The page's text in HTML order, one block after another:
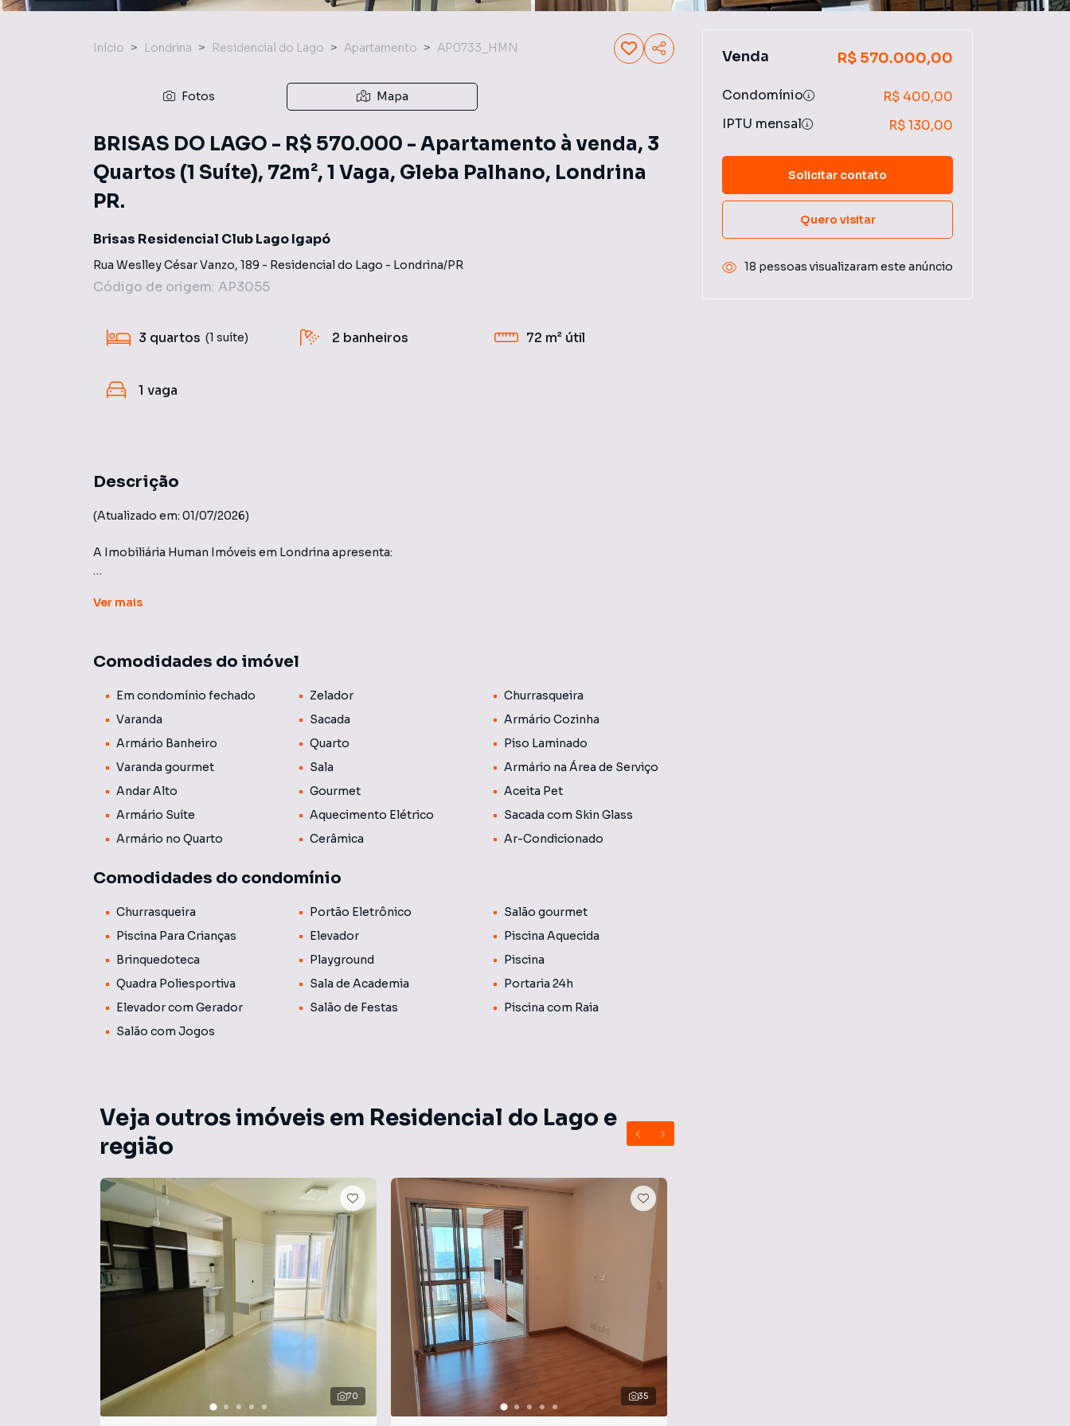
Início Londrina Residencial do Lago Apartamento AP0733_HMN
Fotos Mapa
BRISAS DO LAGO - R$ 570.000 - Apartamento à venda, 3
Quartos (1 Suíte), 72m², 1 Vaga, Gleba Palhano, Londrina
PR.
Brisas Residencial Club Lago Igapó
Rua Weslley César Vanzo, 189 - Residencial do Lago - Londrina/PR
Código de origem: AP3055
3 quartos (1 suíte) 2 banheiros 72 m² útil
1 vaga
Descrição
(Atualizado em: 01/07/2026)
A Imobiliária Human Imóveis em Londrina apresenta:
serviço, screen glass na sacada.
Apartamento com área total de lazer, salão de festa, salão gourmet, churrasqueira, salão de festa
infantil, sala de jogos, piscina com raia 25 metros, academia completa, tatame, gerador de energia e
portaria 24 horas com monitoramento.
Agende sua visita!!!
Ver mais
Comodidades do imóvel
Em condomínio fechado Zelador
Churrasqueira
Varanda
Sacada
Armário Cozinha
Armário Banheiro
Quarto
Piso Laminado
Varanda gourmet
Sala
Armário na Área de Serviço
Andar Alto
Gourmet
Aceita Pet
Armário Suíte
Aquecimento Elétrico
Sacada com Skin Glass
Armário no Quarto
Cerâmica Ar-Condicionado
Comodidades do condomínio
Churrasqueira Portão Eletrônico
Salão gourmet
Piscina Para Crianças
Elevador
Piscina Aquecida
Brinquedoteca
Playground
Piscina
Quadra Poliesportiva
Sala de Academia
Portaria 24h
Elevador com Gerador
Salão de Festas
Piscina com Raia
Salão com Jogos
Veja outros imóveis em Residencial do Lago e
região
70 35
Venda R$ 570.000,00
Condomínio
R$ 400,00
IPTU mensal
R$ 130,00
Solicitar contato
Quero visitar
18 pessoas visualizaram este anúncio